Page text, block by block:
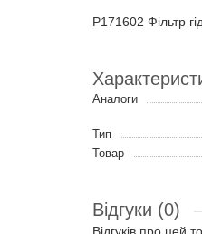
P171602 Фільтр
Аналоги
Тип
Товар
Відгуки (0)